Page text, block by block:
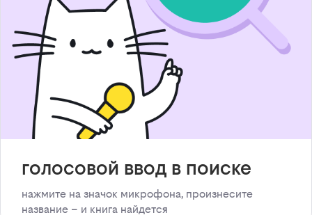
голосовой ввод в поиске
нажмите на значок микрофона, произнесите
название – и книга найдется